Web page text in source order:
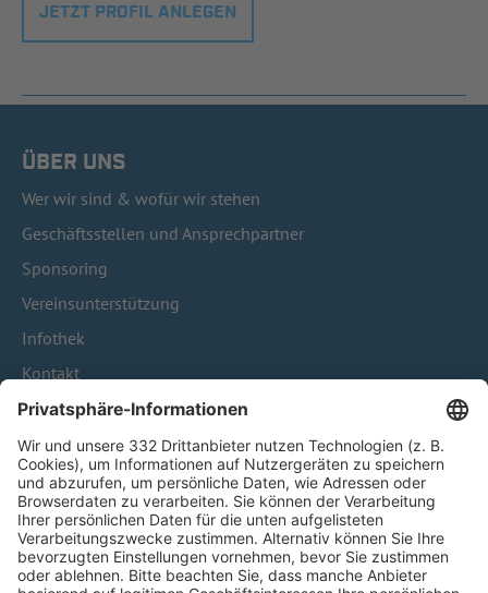
JETZT PROFIL ANLEGEN
ÜBER UNS
Wer wir sind & wofür wir stehen
Geschäftsstellen und Ansprechpartner
Sponsoring
Vereinsunterstützung
Infothek
Kontakt
HÄUFIG BESUCHTE SEITEN
Pässe und Vereinswechsel
Trainerausbildung
Schulungsangebot Vereinsmitarbeiter
BFV-Geschäftsstellen